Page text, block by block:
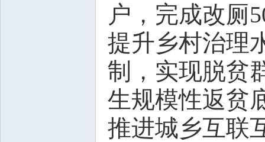
户，完成改厕
提升乡村治理
制，实现脱贫
生规模性返贫
推进城乡互联